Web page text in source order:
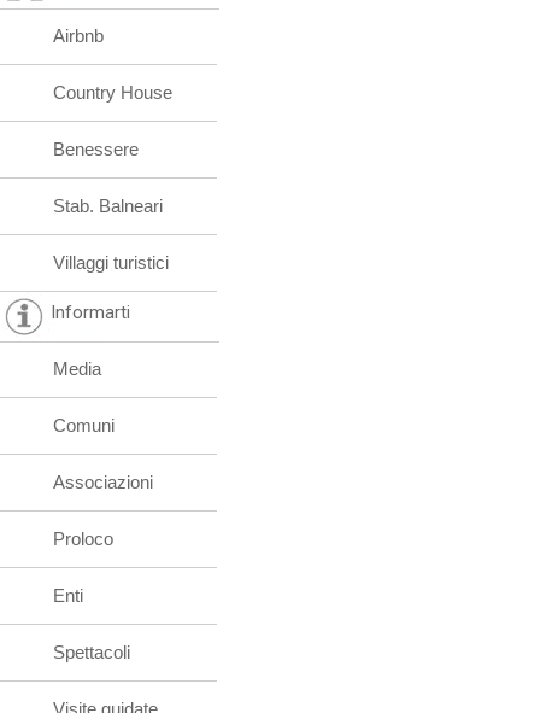
Airbnb
Country House
Benessere
Stab. Balneari
Villaggi turistici
Informarti
Media
Comuni
Associazioni
Proloco
Enti
Spettacoli
Visite guidate